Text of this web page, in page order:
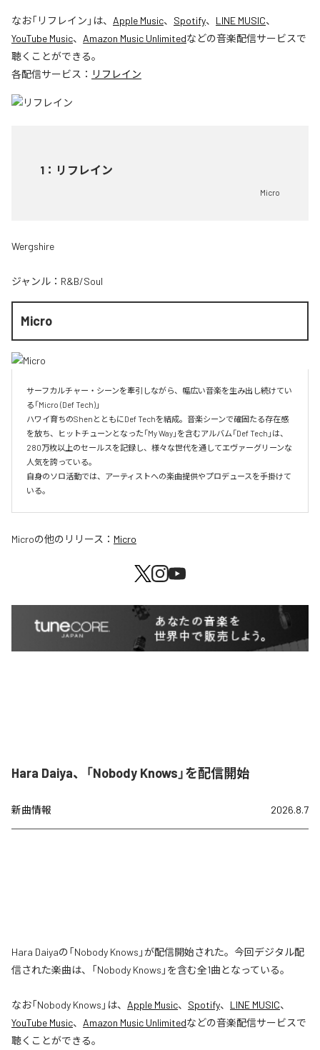
なお「リフレイン 」は、 Apple Music、 Spotify、 LINE MUSIC、
YouTube Music、 Amazon Music Unlimitedなどの音楽配信サービスで
聴くことができる。
各配信サービス： リフレイン
1 ： リフレイン
Micro
Wergshire
ジャンル： R&B/Soul
Micro
サーフカルチャー・シーンを牽引しながら、幅広い音楽を生み出し続けてい
る「Micro (Def Tech)」
ハワイ育ちのShenとともにDef Techを結成。音楽シーンで確固たる存在感
を放ち、ヒットチューンとなった「My Way」を含むアルバム「Def Tech」は、
280万枚以上のセールスを記録し、様々な世代を通してエヴァーグリーンな
人気を誇っている。
自身のソロ活動では、アーティストへの楽曲提供やプロデュースを手掛けて
いる。
Microの他のリリース： Micro
Hara Daiya、「Nobody Knows」を配信開始
新曲情報 2026.8.7
Hara Daiyaの「Nobody Knows」が配信開始された。今回デジタル配
信された楽曲は、「Nobody Knows」を含む全1曲となっている。
なお「Nobody Knows 」は、 Apple Music、 Spotify、 LINE MUSIC、
YouTube Music、 Amazon Music Unlimitedなどの音楽配信サービスで
聴くことができる。